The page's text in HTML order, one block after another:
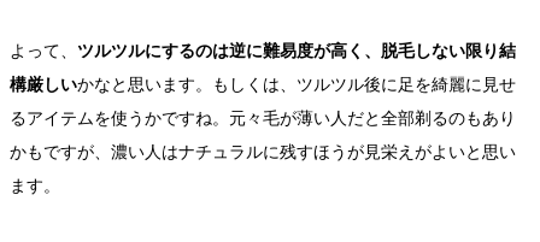
よって、 ツルツルにするのは逆に難易度が高く、脱毛しない限り結
構厳しいかなと思います。もしくは、ツルツル後に足を綺麗に見せ
るアイテムを使うかですね。元々毛が薄い人だと全部剃るのもあり
かもですが、濃い人はナチュラルに残すほうが見栄えがよいと思い
ます。